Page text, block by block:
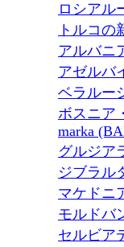
ロシアル
トルコの
アルバニ
アゼルバ
ベラルー
ボスニア
marka
グルジア
ジブラル
マケドニ
モルドバ
セルビア